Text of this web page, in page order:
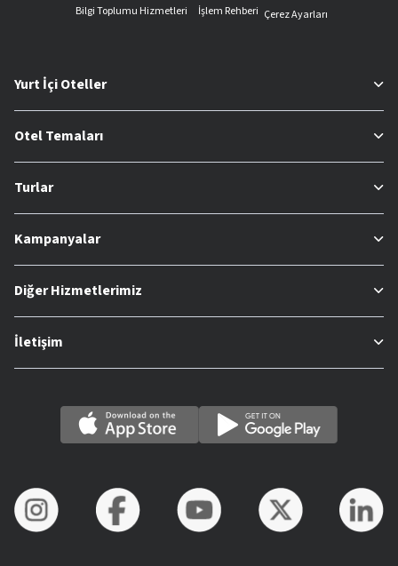
Bilgi Toplumu Hizmetleri
İşlem Rehberi Çerez Ayarları
Yurt İçi Oteller
Otel Temaları
Turlar
Kampanyalar
Diğer Hizmetlerimiz
İletişim